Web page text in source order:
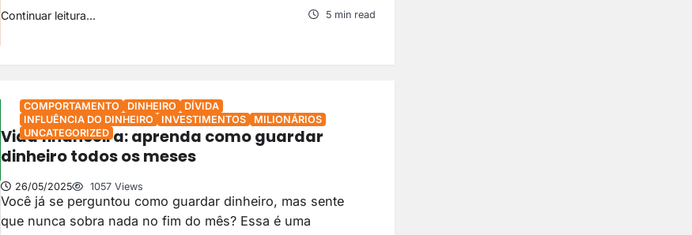
Continuar leitura... 5 min read
COMPORTAMENTO DINHEIRO
DÍVIDA
INFLUÊNCIA DO DINHEIRO
INVESTIMENTOS
MILIONÁRIOS
UNCATEGORIZED
Vida financeira: aprenda como guardar
dinheiro todos os meses
26/05/2025 1057 Views
Você já se perguntou como guardar dinheiro, mas sente
que nunca sobra nada no fim do mês? Essa é uma